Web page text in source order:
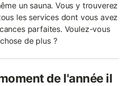
un sauna. Vous y trouverez
les services dont vous avez
parfaites. Voulez-vous
de plus ?
de l'année il